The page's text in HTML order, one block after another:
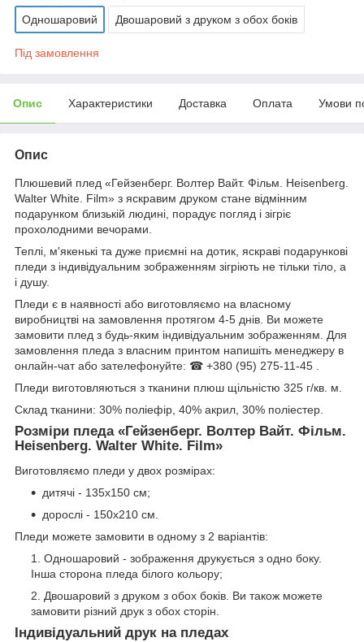
Одношаровий Двошаровий з друком з обох боків
Під замовлення
Опис Характеристики Доставка Оплата Умови
Опис
Плюшевий плед «Гейзенберг. Волтер Вайт. Фільм. Нeisenberg.
Walter White. Film» з яскравим друком стане відмінним
подарунком близькій людині, порадує погляд і зігріє
прохолодними вечорами.
Теплі, м'якенькі та дуже приємні на дотик, яскраві подарункові
пледи з індивідуальним зображенням зігріють не тільки тіло, а
і душу.
Пледи є в наявності або виготовляємо на власному
виробництві на замовлення протягом 4-5 днів. Ви можете
замовити плед з будь-яким індивідуальним зображенням. Для
замовлення пледа з власним принтом напишіть менеджеру в
онлайн-чат або зателефонуйте: ☎ +380 (95) 275-11-45 .
Пледи виготовляються з тканини плюш щільністю 325 г/кв. м.
Склад тканини: 30% поліефір, 40% акрил, 30% поліестер.
Розміри пледа «Гейзенберг. Волтер Вайт. Фільм.
Нeisenberg. Walter White. Film»
Виготовляємо пледи у двох розмірах:
дитячі - 135х150 см;
дорослі - 150х210 см.
Пледи можете замовити в одному з 2 варіантів:
Одношаровий - зображення друкується з одно боку.
Інша сторона пледа білого кольору;
Двошаровий з друком з обох боків. Ви також можете
замовити різний друк з обох сторін.
Індивідуальний друк на пледах